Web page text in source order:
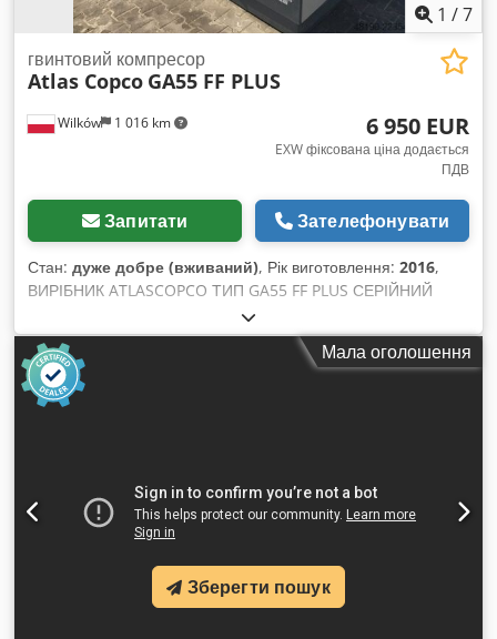
1 /7
Wilków 1 016 km
гвинтовий компресор
Atlas Copco GA55 FF PLUS
6 950 EUR
EXW фіксована ціна додається
ПДВ
Запитати Зателефонувати
Стан: дуже добре (вживаний), Рік виготовлення: 2016,
ВИРІБНИК ATLASCOPCO ТИП GA55 FF PLUS СЕРІЙНИЙ
НОМЕР API623768 РІК ВИПУСКУ 2016 Dwodpfx Aozmhtcsa
Eja ПОТУЖНІСТЬ (кВт) 55 ПРОДУКТИВНІСТЬ (м³/хв) 10,44
ТИСК (бар) 8,25 ГОДИНИ (РОБОЧІ/ЗАГАЛЬНІ) ІНВЕРТОР ні
ВБУДОВАНИЙ ОСУШУВАЧ так, R410a, 1,05 кг ОХЛАДЖУВАЧ
ні ОХОЛОДЖЕННЯ (ПОВІТРЯ/ВОДА) повітря НА
Мала оголошення
Зберегти пошук